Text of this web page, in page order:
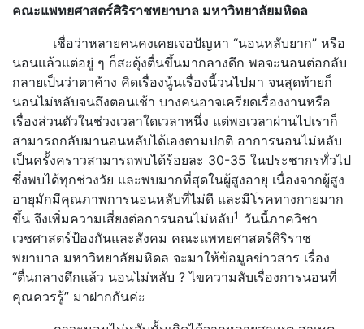
คณะแพทยศาสตร์ศิริราชพยาบาล มหาวิทยาลัยมหิดล
เชื่อว่าหลายคนคงเคยเจอปัญหา “นอนหลับยาก” หรือ
นอนแล้วแต่อยู่ ๆ ก็สะดุ้งตื่นขึ้นมากลางดึก พอจะนอนต่อกลับ
กลายเป็นว่าตาค้าง คิดเรื่องนู้นเรื่องนี้วนไปมา จนสุดท้ายก็
นอนไม่หลับจนถึงตอนเช้า บางคนอาจเครียดเรื่องงานหรือ
เรื่องส่วนตัวในช่วงเวลาใดเวลาหนึ่ง แต่พอเวลาผ่านไปเราก็
สามารถกลับมานอนหลับได้เองตามปกติ อาการนอนไม่หลับ
เป็นครั้งคราวสามารถพบได้ร้อยละ 30-35 ในประชากรทั่วไป
ซึ่งพบได้ทุกช่วงวัย และพบมากที่สุดในผู้สูงอายุ เนื่องจากผู้สูง
อายุมักมีคุณภาพการนอนหลับที่ไม่ดี และมีโรคทางกายมาก
ขึ้น จึงเพิ่มความเสี่ยงต่อการนอนไม่หลับ1 วันนี้ภาควิชา
เวชศาสตร์ป้องกันและสังคม คณะแพทยศาสตร์ศิริราช
พยาบาล มหาวิทยาลัยมหิดล จะมาให้ข้อมูลข่าวสาร เรื่อง
“ตื่นกลางดึกแล้ว นอนไม่หลับ ? ไขความลับเรื่องการนอนที่
คุณควรรู้” มาฝากกันค่ะ